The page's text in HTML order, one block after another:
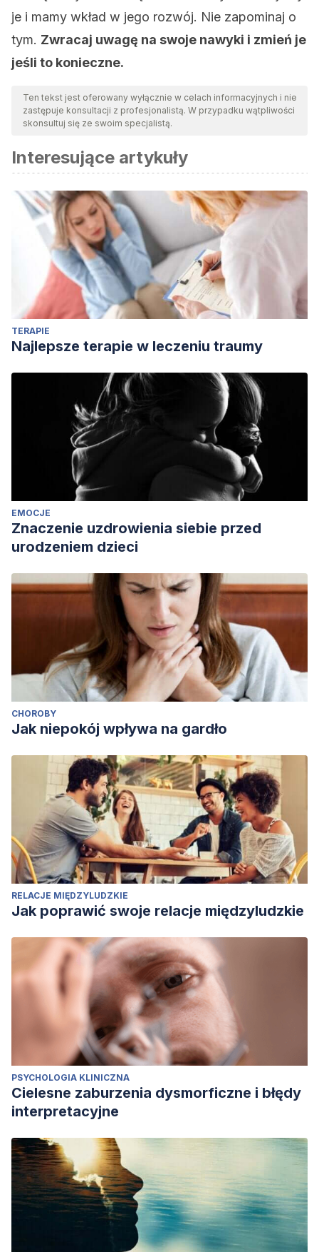
je i mamy wkład w jego rozwój. Nie zapominaj o
tym. Zwracaj uwagę na swoje nawyki i zmień je
jeśli to konieczne.
Ten tekst jest oferowany wyłącznie w celach informacyjnych i nie
zastępuje konsultacji z profesjonalistą. W przypadku wątpliwości
skonsultuj się ze swoim specjalistą.
Interesujące artykuły
TERAPIE
Najlepsze terapie w leczeniu traumy
EMOCJE
Znaczenie uzdrowienia siebie przed
urodzeniem dzieci
CHOROBY
Jak niepokój wpływa na gardło
RELACJE MIĘDZYLUDZKIE
Jak poprawić swoje relacje międzyludzkie
PSYCHOLOGIA KLINICZNA
Cielesne zaburzenia dysmorficzne i błędy
interpretacyjne